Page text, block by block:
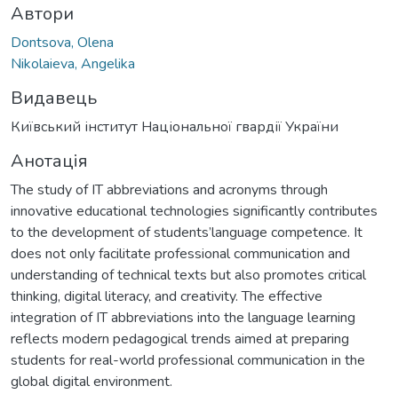
Автори
Dontsova, Olena
Nikolaieva, Angelika
Видавець
Київський інститут Національної гвардії України
Анотація
The study of IT abbreviations and acronyms through
innovative educational technologies significantly contributes
to the development of students’language competence. It
does not only facilitate professional communication and
understanding of technical texts but also promotes critical
thinking, digital literacy, and creativity. The effective
integration of IT abbreviations into the language learning
reflects modern pedagogical trends aimed at preparing
students for real-world professional communication in the
global digital environment.